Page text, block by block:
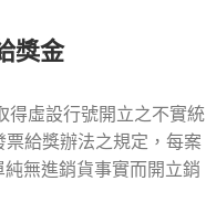
獎金
得虛設行號開立之不實統
給獎辦法之規定，每案
無進銷貨事實而開立銷